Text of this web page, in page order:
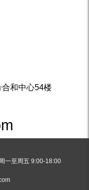
和中心54楼
一至周五 9:00-18:00